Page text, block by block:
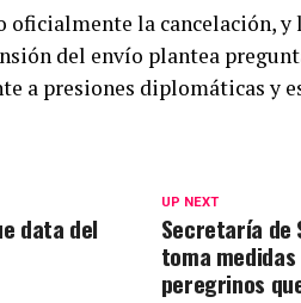
oficialmente la cancelación, y
del envío plantea
a presiones diplomáticas y
UP NEXT
Secretaría de
toma
peregrinos
data del